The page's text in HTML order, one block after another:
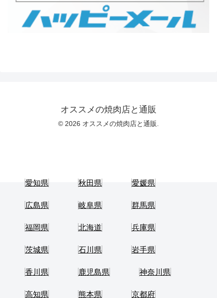
オススメの焼肉店と通販
© 2026 オススメの焼肉店と通販.
愛知県 秋田県 愛媛県
広島県 岐阜県 群馬県
福岡県 北海道 兵庫県
茨城県 石川県 岩手県
香川県 鹿児島県 神奈川県
高知県 熊本県 京都府